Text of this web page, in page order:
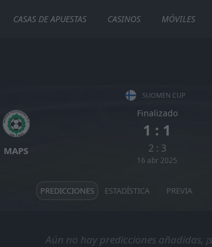
CASAS DE APUESTAS CASINOS MÓVILES
SUOMEN CUP
MAPS
Finalizado
1 : 1
2 : 3
16 abr 2025
PREDICCIONES ESTADÍSTICA PREVIA
Aún no hay predicciones añadidas,